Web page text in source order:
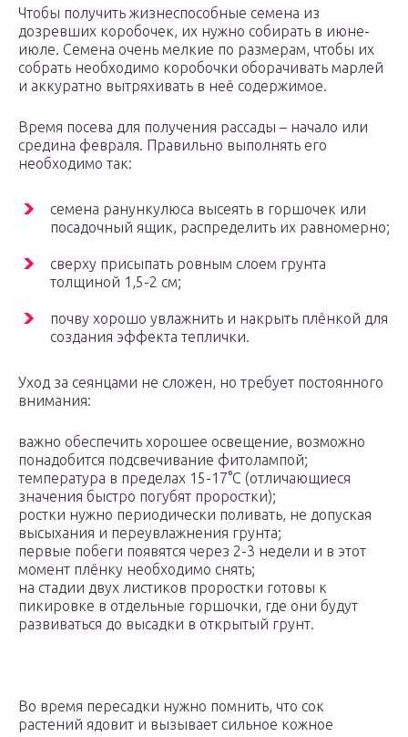
Чтобы получить жизнеспособные семена из
дозревших коробочек, их нужно собирать в июне-
июле. Семена очень мелкие по размерам, чтобы их
собрать необходимо коробочки оборачивать марлей
и аккуратно вытряхивать в неё содержимое.
Время посева для получения рассады – начало или
средина февраля. Правильно выполнять его
необходимо так:
семена ранункулюса высеять в горшочек или
посадочный ящик, распределить их равномерно;
сверху присыпать ровным слоем грунта
толщиной 1,5-2 см;
почву хорошо увлажнить и накрыть плёнкой для
создания эффекта теплички.
Уход за сеянцами не сложен, но требует постоянного
внимания:
важно обеспечить хорошее освещение, возможно
понадобится подсвечивание фитолампой;
температура в пределах 15-17°С (отличающиеся
значения быстро погубят проростки);
ростки нужно периодически поливать, не допуская
высыхания и переувлажнения грунта;
первые побеги появятся через 2-3 недели и в этот
момент плёнку необходимо снять;
на стадии двух листиков проростки готовы к
пикировке в отдельные горшочки, где они будут
развиваться до высадки в открытый грунт.
Во время пересадки нужно помнить, что сок
растений ядовит и вызывает сильное кожное